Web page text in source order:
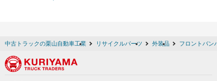
中古トラックの栗山自動車工業 リサイクルパーツ 外装品 フロントバン